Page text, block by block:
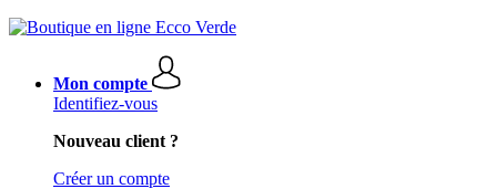
Mon compte
Identifiez-vous
Nouveau client ?
Créer un compte